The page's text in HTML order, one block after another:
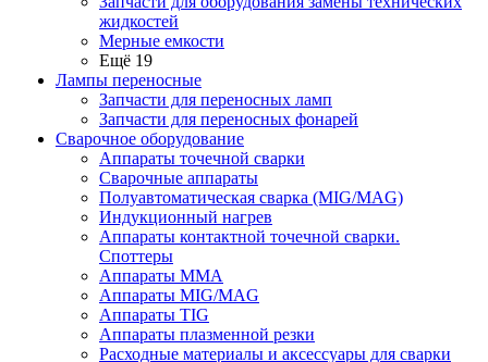
жидкостей
Мерные емкости
Ещё 19
Лампы переносные
Запчасти для переносных ламп
Запчасти для переносных фонарей
Сварочное оборудование
Аппараты точечной сварки
Сварочные аппараты
Полуавтоматическая сварка (MIG/MAG)
Индукционный нагрев
Аппараты контактной точечной сварки.
Споттеры
Аппараты MMA
Аппараты MIG/MAG
Аппараты TIG
Аппараты плазменной резки
Расходные материалы и аксессуары для сварки